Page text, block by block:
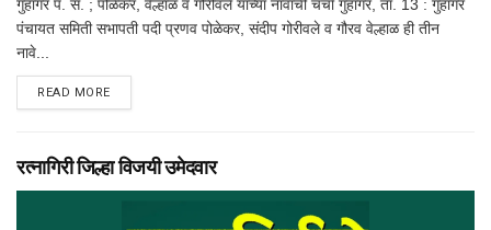
गुहागर पं. स. ; पोळेकर, वेल्हाळ व गोरीवले यांच्या नावाची चर्चा गुहागर, ता. 13 : गुहागर
पंचायत समिती सभापती पदी प्रणव पोळेकर, संदीप गोरीवले व गौरव वेल्हाळ ही तीन
नावे...
READ MOREDETAILS
रत्नागिरी जिल्हा विजयी उमेदवार